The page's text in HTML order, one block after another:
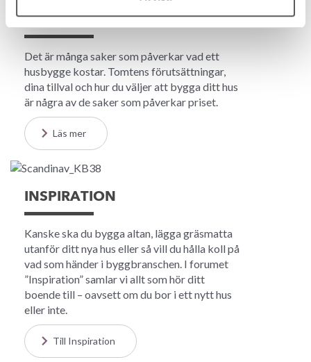
VAD KOSTAR ETT HUS?
Det är många saker som påverkar vad ett
husbygge kostar. Tomtens förutsättningar,
dina tillval och hur du väljer att bygga ditt hus
är några av de saker som påverkar priset.
Läs mer
INSPIRATION
Kanske ska du bygga altan, lägga gräsmatta
utanför ditt nya hus eller så vill du hålla koll på
vad som händer i byggbranschen. I forumet
”Inspiration” samlar vi allt som hör ditt
boende till – oavsett om du bor i ett nytt hus
eller inte.
Till Inspiration